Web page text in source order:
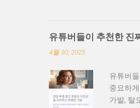
의 문제
증 완료
지 고려
내피 소
터/쇼핑
치료 중
모 회복
유튜버들이 추천한 진
4월 30, 2025
유튜버
중요하
가발, 탈